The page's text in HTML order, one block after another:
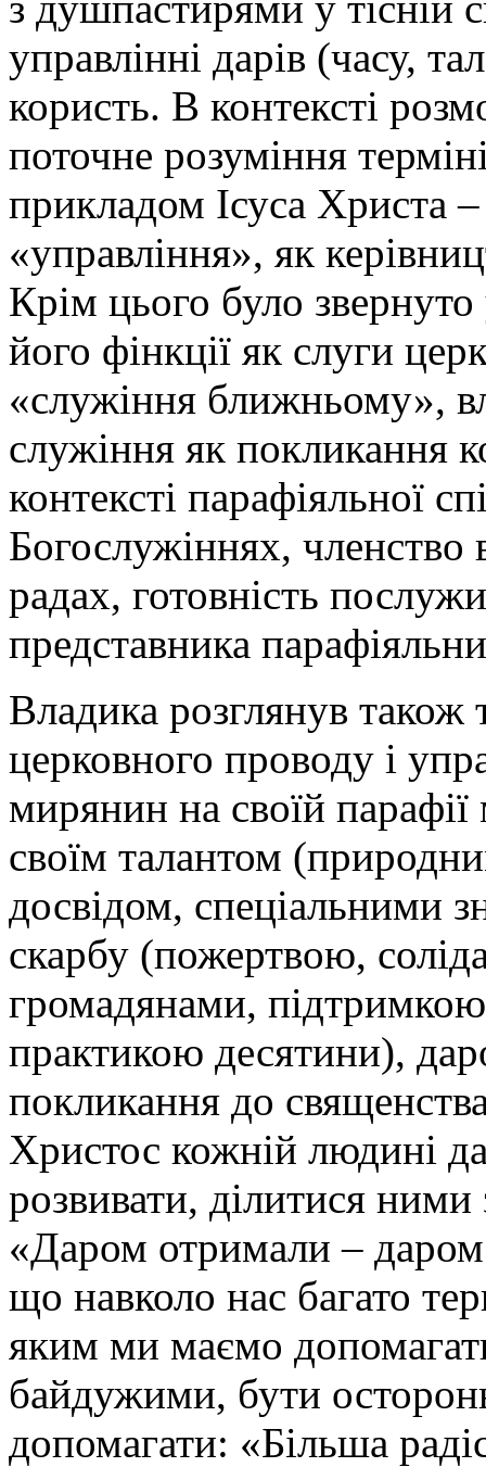
управлінні дарів (часу,
користь. В контексті
поточне розуміння
прикладом Ісуса Христа
«управління», як
Крім цього було
його фінкції як слуги
«служіння ближньому»,
служіння як покликання
контексті парафіяльної
Богослужіннях, членство
радах, готовність
представника
Владика розглянув
церковного проводу і
мирянин на своїй
своїм талантом
досвідом, спеціальними
скарбу (пожертвою,
громадянами, підтримкою
практикою десятини),
покликання до
Христос кожній людині
розвивати, ділитися
«Даром отримали – даром
що навколо нас багато
яким ми маємо
байдужими, бути
допомагати: «Більша